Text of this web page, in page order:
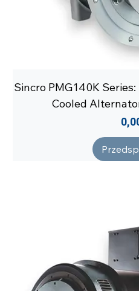
Sincro PMG140K
Cooled